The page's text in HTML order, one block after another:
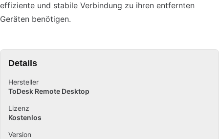
effiziente und stabile Verbindung zu ihren entfernten
Geräten benötigen.
Details
Hersteller
ToDesk Remote Desktop
Lizenz
Kostenlos
Version